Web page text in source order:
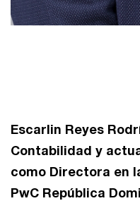
Escarlin Reyes
Contabilidad y
como Directora en
PwC República